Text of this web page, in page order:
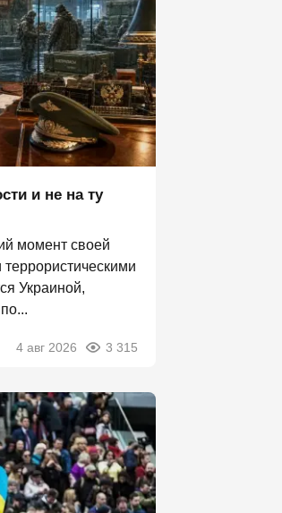
и не на ту
момент своей
Украиной,
4 авг 2026 3 315